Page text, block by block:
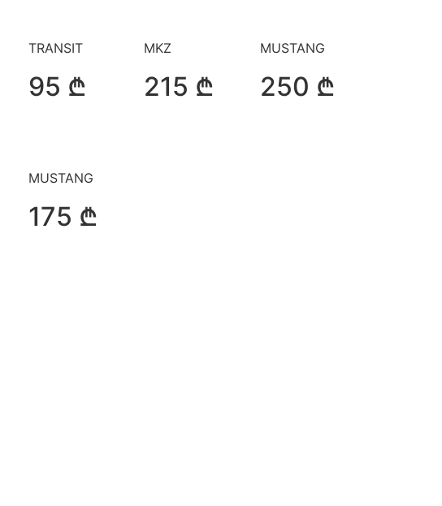
TRANSIT
95 ₾
MKZ
215 ₾
MUSTANG
250 ₾
MUSTANG
175 ₾